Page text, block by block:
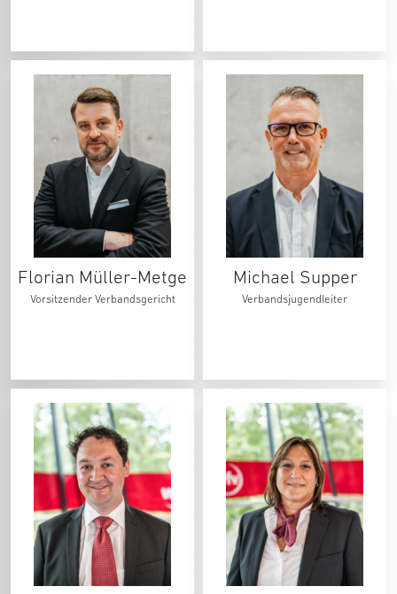
Florian Müller-Metge
Vorsitzender Verbandsgericht
Michael Supper
Verbandsjugendleiter